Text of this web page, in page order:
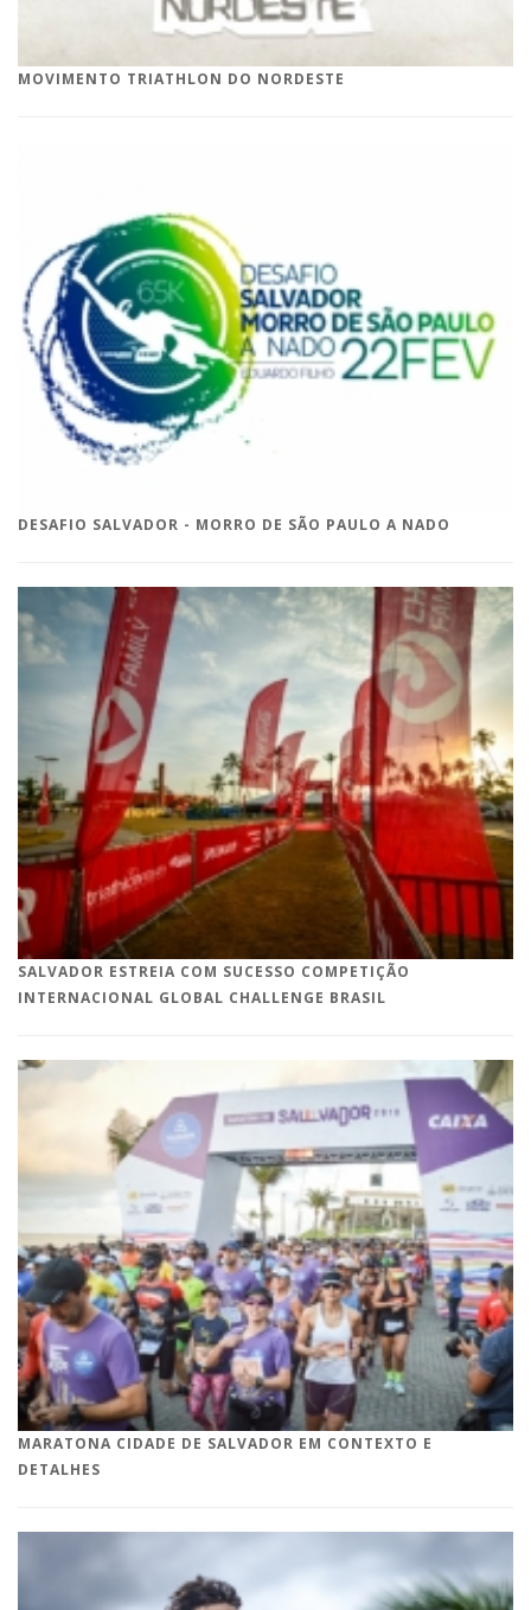
MOVIMENTO TRIATHLON DO NORDESTE
DESAFIO SALVADOR - MORRO DE SÃO PAULO A NADO
SALVADOR ESTREIA COM SUCESSO COMPETIÇÃO
INTERNACIONAL GLOBAL CHALLENGE BRASIL
MARATONA CIDADE DE SALVADOR EM CONTEXTO E
DETALHES